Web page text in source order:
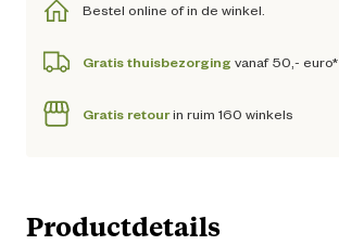
Bestel online of in de winkel.
Gratis thuisbezorging vanaf 50,- euro*
Gratis retourin ruim 160 winkels
Productdetails